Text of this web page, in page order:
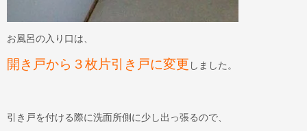
お風呂の入り口は、
開き戸から３枚片引き戸に変更 しました。
引き戸を付ける際に洗面所側に少し出っ張るので、